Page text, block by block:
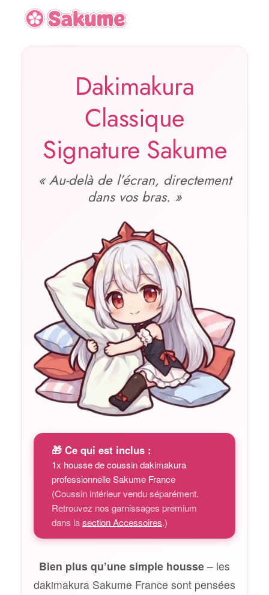
Dakimakura
Classique
Signature Sakume
« Au‑delà de l’écran, directement
dans vos bras. »
🎁 Ce qui est inclus :
1x housse de coussin dakimakura
professionnelle Sakume France
(Coussin intérieur vendu séparément.
Retrouvez nos garnissages premium
dans lasection Accessoires.)
Bien plus qu’une simple housse – les
dakimakura Sakume France sont pensées